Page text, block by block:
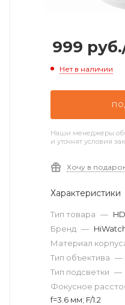
999 руб.
Нет в наличии
Наши менеджеры
и уточнят условия
Хочу в
Характеристики
Тип товара —
Бренд —
Материал
Тип объектива —
Тип подсветки —
Фокусное
f=3.6 мм; F/1.2